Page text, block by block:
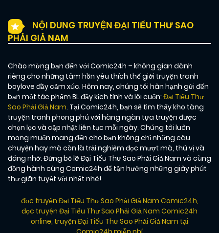
NỘI DUNG TRUYỆN ĐẠI TIỂU THƯ SAO
PHẢI GIẢ NAM
Chào mừng bạn đến với Comic24h – không gian dành
riêng cho những tâm hồn yêu thích thế giới truyện tranh
boylove đầy cảm xúc. Hôm nay, chúng tôi hân hạnh gửi đến
bạn một tác phẩm BL đầy kịch tính và lôi cuốn: Đại Tiểu Thư
Sao Phải Giả Nam. Tại Comic24h, bạn sẽ tìm thấy kho tàng
truyện tranh phong phú với hàng ngàn tựa truyện được
chọn lọc và cập nhật liên tục mỗi ngày. Chúng tôi luôn
mong muốn mang đến cho bạn không chỉ những câu
chuyện hay mà còn là trải nghiệm đọc mượt mà, thú vị và
đáng nhớ. Đừng bỏ lỡ Đại Tiểu Thư Sao Phải Giả Nam và cùng
đồng hành cùng Comic24h để tận hưởng những giây phút
thư giãn tuyệt vời nhất nhé!
đọc truyện Đại Tiểu Thư Sao Phải Giả Nam Comic24h,
đọc truyện Đại Tiểu Thư Sao Phải Giả Nam Comic24h
online, truyện Đại Tiểu Thư Sao Phải Giả Nam tại